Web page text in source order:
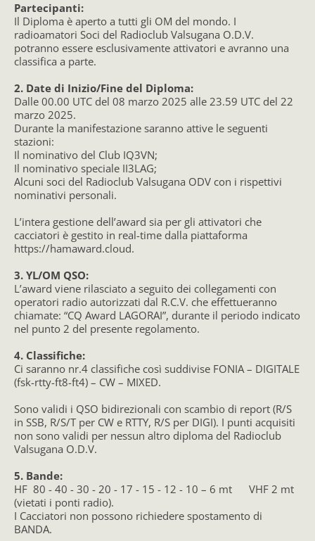
Partecipanti:
Il Diploma è aperto a tutti gli OM del mondo. I
radioamatori Soci del Radioclub Valsugana O.D.V.
potranno essere esclusivamente attivatori e avranno una
classifica a parte.
2. Date di Inizio/Fine del Diploma:
Dalle 00.00 UTC del 08 marzo 2025 alle 23.59 UTC del 22
marzo 2025.
Durante la manifestazione saranno attive le seguenti
stazioni:
Il nominativo del Club IQ3VN;
Il nominativo speciale II3LAG;
Alcuni soci del Radioclub Valsugana ODV con i rispettivi
nominativi personali.
L’intera gestione dell’award sia per gli attivatori che
cacciatori è gestito in real-time dalla piattaforma
https://hamaward.cloud.
3. YL/OM QSO:
L’award viene rilasciato a seguito dei collegamenti con
operatori radio autorizzati dal R.C.V. che effettueranno
chiamate: “CQ Award LAGORAI”, durante il periodo indicato
nel punto 2 del presente regolamento.
4. Classifiche:
Ci saranno nr.4 classifiche così suddivise FONIA – DIGITALE
(fsk-rtty-ft8-ft4) – CW – MIXED.
Sono validi i QSO bidirezionali con scambio di report (R/S
in SSB, R/S/T per CW e RTTY, R/S per DIGI). I punti acquisiti
non sono validi per nessun altro diploma del Radioclub
Valsugana O.D.V.
5. Bande:
HF 80 - 40 - 30 - 20 - 17 - 15 - 12 - 10 – 6 mt VHF 2 mt
(vietati i ponti radio).
I Cacciatori non possono richiedere spostamento di
BANDA.